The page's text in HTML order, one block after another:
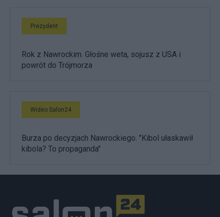
Prezydent
Rok z Nawrockim. Głośne weta, sojusz z USA i
powrót do Trójmorza
Wideo Salon24
Burza po decyzjach Nawrockiego. "Kibol ułaskawił
kibola? To propaganda"